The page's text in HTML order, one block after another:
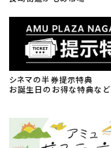
シネマの半券提示特典
お誕生日のお得な特典など